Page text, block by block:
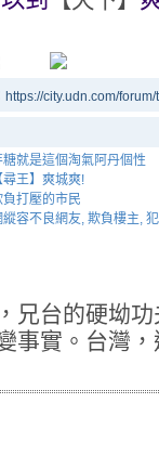
https://city.udn.com/
糖就是這個淘氣阿丹個性
尋王】爽城爽!
負打壓的市民
縱容不良網友, 欺負樓主,
兄台的硬坳
事實。台灣